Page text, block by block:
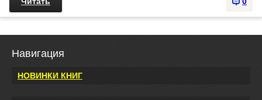
Навигация
НОВИНКИ КНИГ